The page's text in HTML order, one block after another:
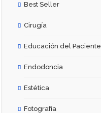
Best Seller
Cirugía
Educación del Paciente
Endodoncia
Estética
Fotografía